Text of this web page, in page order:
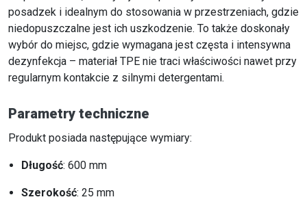
posadzek i idealnym do stosowania w przestrzeniach, gdzie
niedopuszczalne jest ich uszkodzenie. To także doskonały
wybór do miejsc, gdzie wymagana jest częsta i intensywna
dezynfekcja – materiał TPE nie traci właściwości nawet przy
regularnym kontakcie z silnymi detergentami.
Parametry techniczne
Produkt posiada następujące wymiary:
Długość: 600 mm
Szerokość: 25 mm